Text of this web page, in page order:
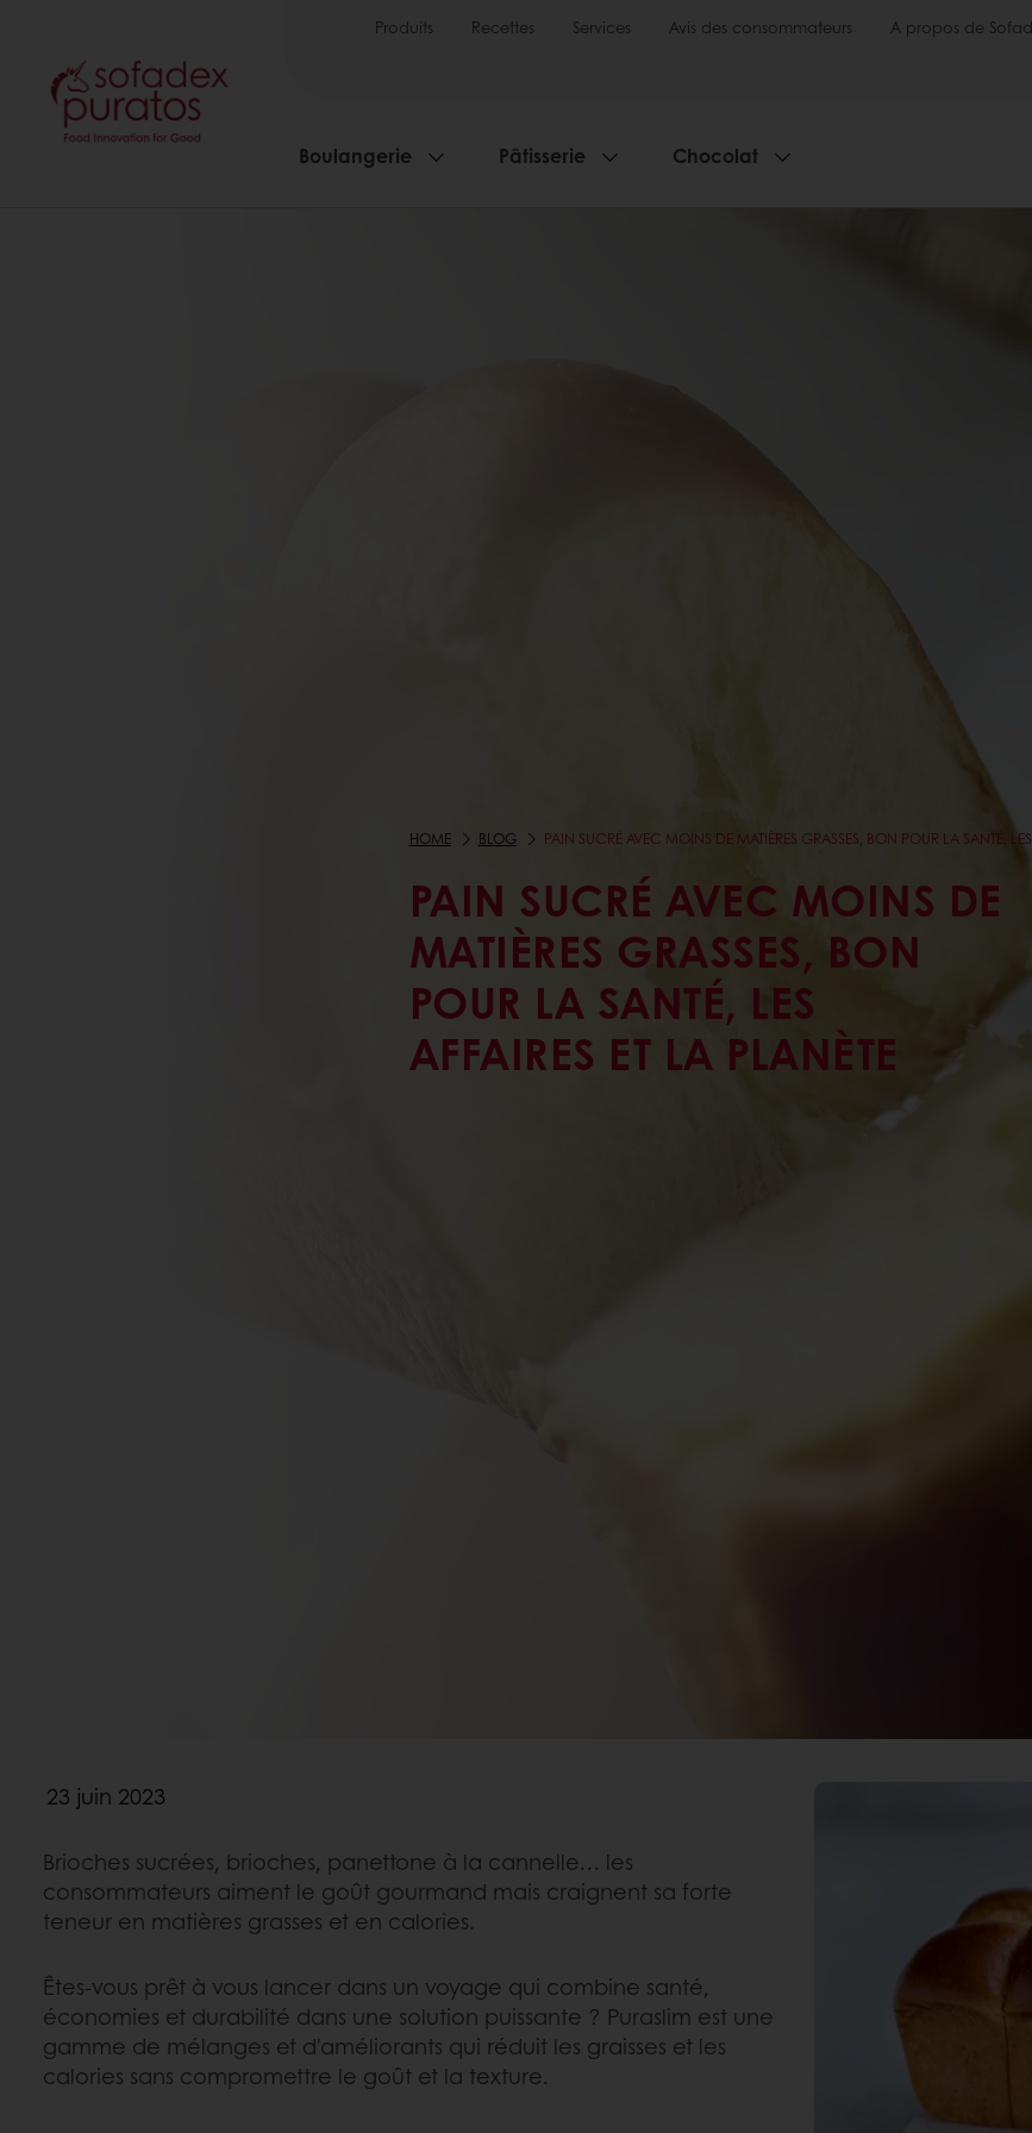
Produits Recettes Services Avis des consommateurs A propos de
Boulangerie Pâtisserie Chocolat
HOME BLOG PAIN SUCRÉ AVEC MOINS DE MATIÈRES GRASSES, BON POUR LA SANTÉ,
PAIN SUCRÉ AVEC MOINS DE
MATIÈRES GRASSES, BON
POUR LA SANTÉ, LES
AFFAIRES ET LA PLANÈTE
23 juin 2023
Brioches sucrées, brioches, panettone à la cannelle… les
consommateurs aiment le goût gourmand mais craignent sa forte
teneur en matières grasses et en calories.
Êtes-vous prêt à vous lancer dans un voyage qui combine santé,
économies et durabilité dans une solution puissante ? Puraslim est une
gamme de mélanges et d'améliorants qui réduit les graisses et les
calories sans compromettre le goût et la texture.